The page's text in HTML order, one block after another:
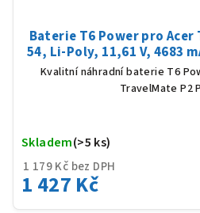
Baterie T6 Power pro Acer
54, Li-Poly, 11,61 V, 4683
Kvalitní náhradní baterie T6
TravelMate P2
1 179 Kč bez DPH
1 427 Kč
Skladem(>5 ks)